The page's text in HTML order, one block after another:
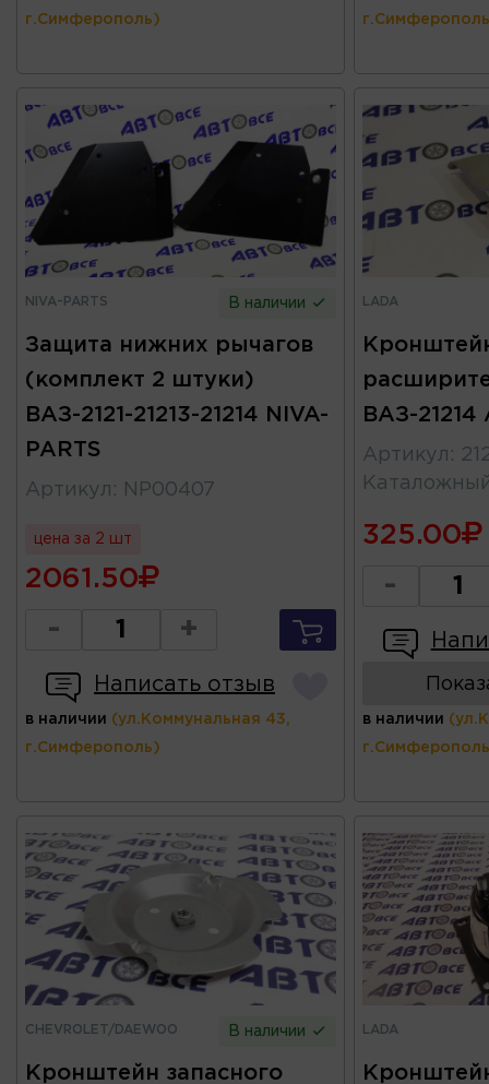
г.Симферополь)
NIVA-PARTS В наличии
Защита нижних рычагов
(комплект 2 штуки)
ВАЗ-2121-21213-21214 NIVA-
PARTS
Артикул : NP00407
цена за 2 шт
2061.50
- +
Написать отзыв
в наличии (ул.Коммунальная 43,
г.Симферополь)
LADA
ВАЗ-21214
Артикул :
325.00
-
в наличии
CHEVROLET/DAEWOO В наличии
Кронштейн запасного
LADA